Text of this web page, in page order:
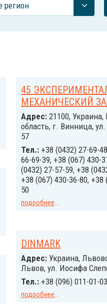
регион
45
МЕХАНИЧЕСКИЙ
Адрес: 21100,
область, г. Винница,
57
Тел.: +38 (0432) 27-69-
66-69-39, +38 (067) 430-
(0432) 27-57-59, +38
+38 (067) 430-36-80, +38
50
подробнее...
DINMARK
Адрес: Украина,
Львов, ул. Иосифа
Тел.: +38 (096) 011-01-03
подробнее...